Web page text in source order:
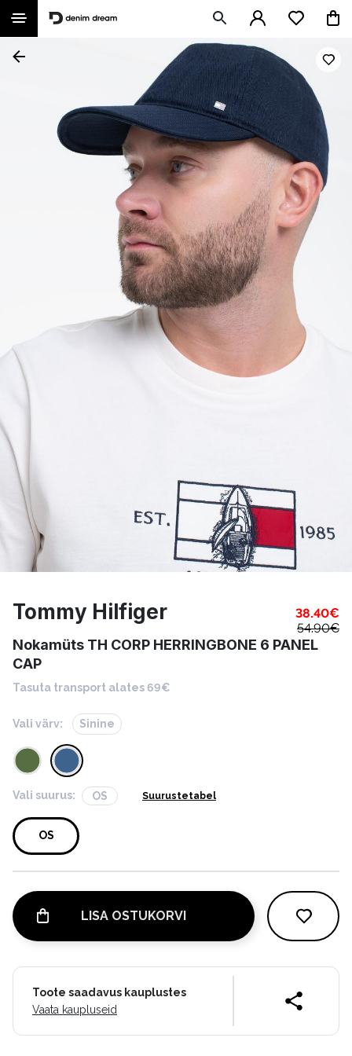
Tommy Hilfiger 38.40€
54.90€
Nokamüts TH CORP HERRINGBONE 6 PANEL
CAP
Tasuta transport alates 69€
Vali värv: Sinine
Vali suurus: OS Suurustetabel
OS
LISA OSTUKORVI
Toote saadavus kauplustes
Vaata kaupluseid